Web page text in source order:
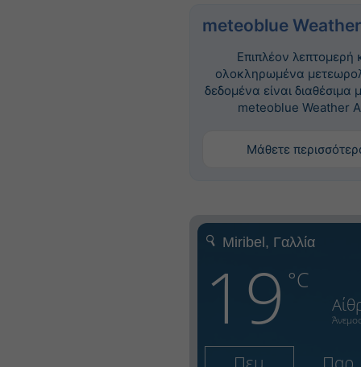
meteoblue
Επιπλέον λεπτομερή
ολοκληρωμένα
δεδομένα είναι διαθέσιμα
meteoblue Weather
Μάθετε